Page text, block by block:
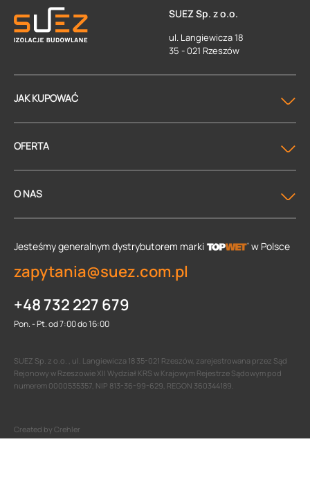
SUEZ Sp. z o.o.
ul. Langiewicza 18
35 - 021 Rzeszów
JAK KUPOWAĆ
OFERTA
O NAS
Jesteśmy generalnym dystrybutorem marki w Polsce
zapytania@suez.com.pl
+48 732 227 679
Pon. - Pt. od 7:00 do 16:00
SUEZ Sp. z o.o. , ul. Langiewicza 18 35-021 Rzeszów, zarejestrowana przez Sąd
Rejonowy w Rzeszowie XII Wydział KRS w Krajowym Rejestrze Sądowym pod
numerem 0000535357, NIP 813-36-99-629, REGON 360344189.
Created by Crehler